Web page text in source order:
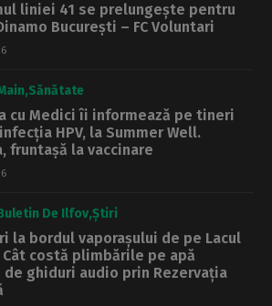
liniei 41 se prelungește pentru
București – FC Voluntari
Sănătate
cu Medici îi informează pe tineri
HPV, la Summer Well.
fruntașă la vaccinare
De Ilfov Știri
la bordul vaporașului de pe Lacul
Cât costă plimbările pe apă
ghiduri audio prin Rezervația